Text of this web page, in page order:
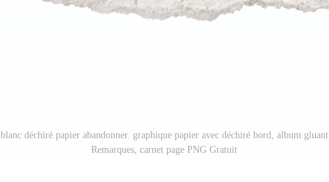
blanc déchiré papier abandonner. graphique papier avec déchiré bord, album gluant
Remarques, carnet page PNG Gratuit